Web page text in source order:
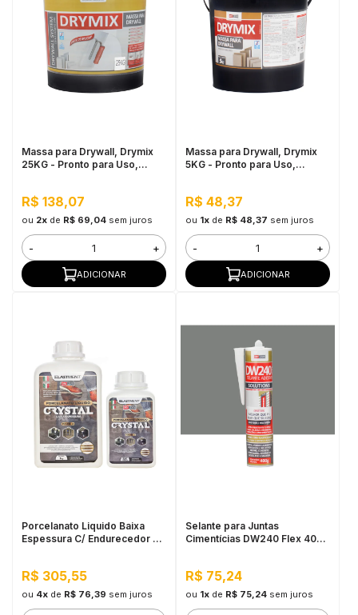
Massa para Drywall, Drymix
25KG - Pronto para Uso,
R$ 138,07
ou 2xde R$ 69,04 sem juros
- +
ADICIONAR
Massa para Drywall, Drymix
5KG - Pronto para Uso,
R$ 48,37
ou 1xde R$ 48,37 sem juros
- +
ADICIONAR
Porcelanato Liquido Baixa
Espessura C/ Endurecedor Kit
R$ 305,55
ou 4xde R$ 76,39 sem juros
Selante para Juntas
Cimentícias DW240 Flex 400G
R$ 75,24
ou 1xde R$ 75,24 sem juros